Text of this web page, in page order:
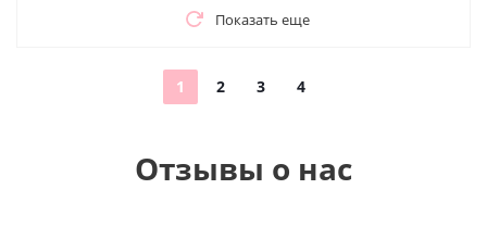
Показать еще
1 2 3 4
Отзывы о нас